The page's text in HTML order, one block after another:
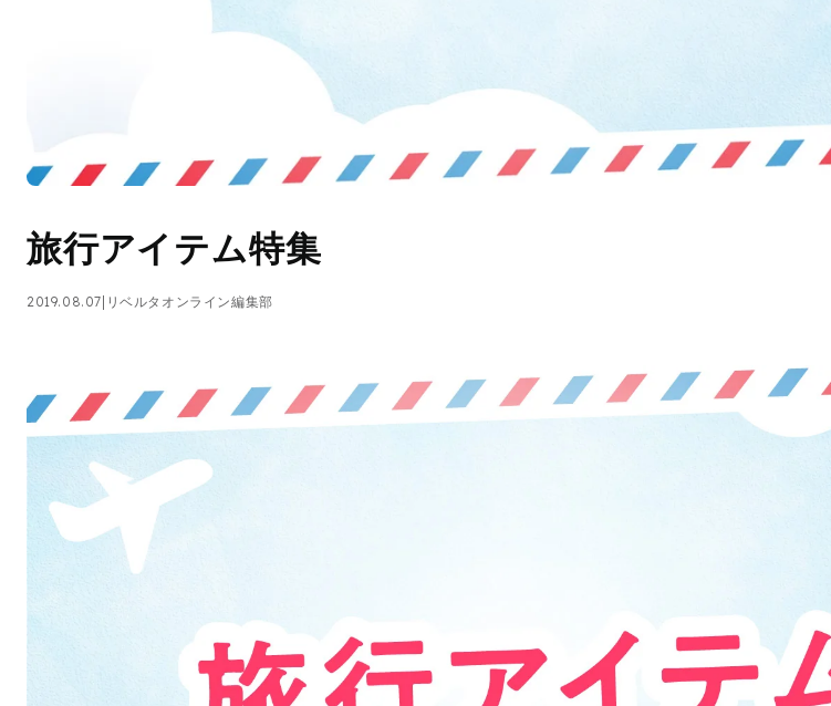
旅行アイテム特集
2019.08.07| リベルタオンライン編集部